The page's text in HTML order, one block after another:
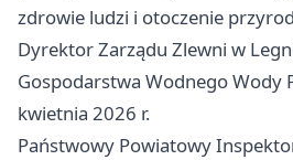
zdrowie ludzi i otoczenie
Dyrektor Zarządu Zlewni w
Gospodarstwa Wodnego Wody
kwietnia 2026 r.
Państwowy Powiatowy